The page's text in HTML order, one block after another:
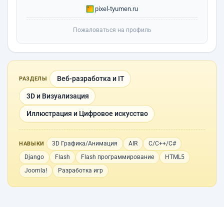
pixel-tyumen.ru
Пожаловаться на профиль
РАЗДЕЛЫ Веб-разработка и IT
3D и Визуализация
Иллюстрация и Цифровое искусство
НАВЫКИ 3D Графика/Анимация AIR
C/C++/C#
Django
Flash Flash программирование
HTML5
Joomla!
Разработка игр